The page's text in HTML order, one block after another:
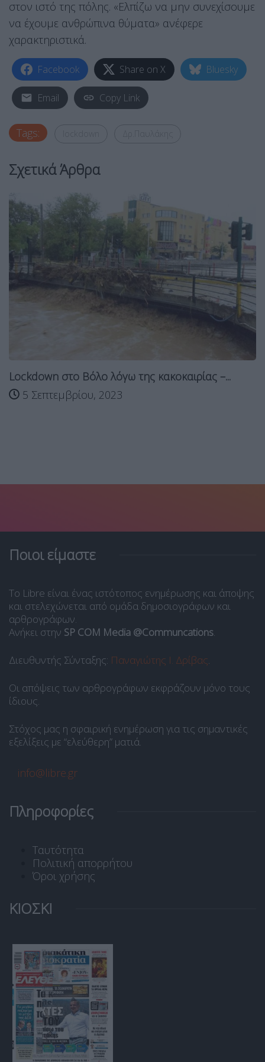
στον ιστό της πόλης. «Ελπίζω να μην συνεχίσουμε
να έχουμε ανθρώπινα θύματα» ανέφερε
χαρακτηριστικά.
Facebook Share on X Bluesky
Email Copy Link
Tags:
Σχετικά Άρθρα
Lockdown στο Βόλο λόγω της κακοκαιρίας –...
5 Σεπτεμβρίου, 2023
Ποιοι είμαστε
Το Libre είναι ένας ιστότοπος ενημέρωσης και άποψης
και στελεχώνεται από ομάδα δημοσιογράφων και
αρθρογράφων.
Ανήκει στην SP COM Media @Communcations.
Διευθυντής Σύνταξης: Παναγιώτης Ι. Δρίβας.
Οι απόψεις των αρθρογράφων εκφράζουν μόνο τους
ίδιους.
Στόχος μας η σφαιρική ενημέρωση για τις σημαντικές
εξελίξεις με “ελεύθερη” ματιά.
info@libre.gr
Πληροφορίες
Ταυτότητα
Πολιτική απορρήτου
Όροι χρήσης
ΚΙΟΣΚΙ